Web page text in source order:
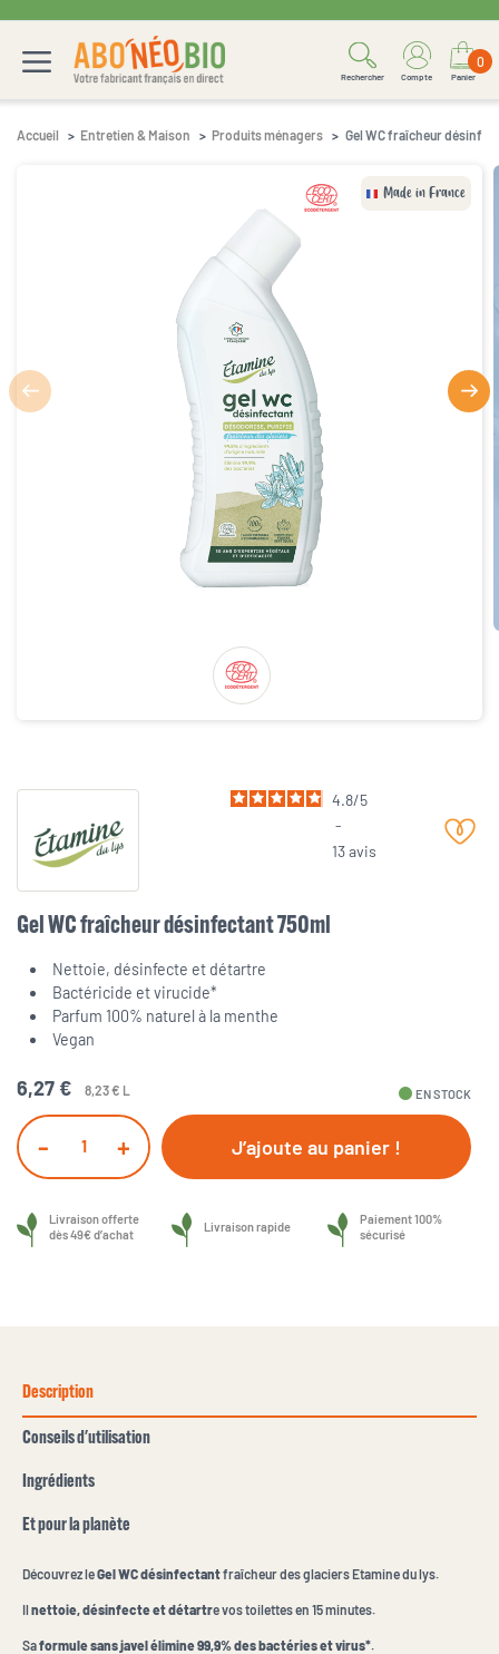
Rechercher Compte
0
Panier
Accueil Entretien & Maison Produits ménagers Gel WC fraîcheur
Made in France
4.8/5
-
13avis
Gel WC fraîcheur désinfectant 750ml
Nettoie, désinfecte et détartre
Bactéricide et virucide*
Parfum 100% naturel à la menthe
Vegan
6,27 € 8,23 € L fiber_manual_record EN STOCK
- + J’ajoute au panier !
Livraison offerte
dès 49€ d’achat
Livraison rapide
Paiement 100%
sécurisé
Description
Conseils d'utilisation
Ingrédients
Et pour la planète
Découvrez leGel WC désinfectantfraîcheur des glaciers Etamine du lys.
Ilnettoie, désinfecte et détartre vos toilettes en 15 minutes.
Saformule sans javel élimine 99,9% des bactéries et virus*